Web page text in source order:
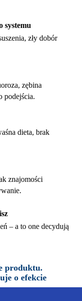
systemu
zły dobór
zębina
podejścia.
dieta, brak
znajomości
– a to one decydują
produktu.
o efekcie